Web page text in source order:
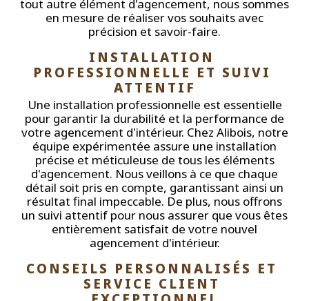
tout autre élément d'agencement, nous sommes
en mesure de réaliser vos souhaits avec
précision et savoir-faire.
INSTALLATION
PROFESSIONNELLE ET SUIVI
ATTENTIF
Une installation professionnelle est essentielle
pour garantir la durabilité et la performance de
votre agencement d'intérieur. Chez Alibois, notre
équipe expérimentée assure une installation
précise et méticuleuse de tous les éléments
d'agencement. Nous veillons à ce que chaque
détail soit pris en compte, garantissant ainsi un
résultat final impeccable. De plus, nous offrons
un suivi attentif pour nous assurer que vous êtes
entièrement satisfait de votre nouvel
agencement d'intérieur.
CONSEILS PERSONNALISÉS ET
SERVICE CLIENT